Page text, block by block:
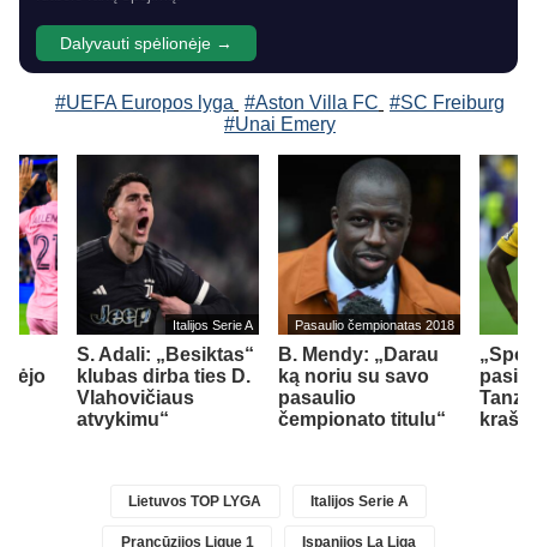
Dalyvauti spėlionėje →
#UEFA Europos lyga #Aston Villa FC #SC Freiburg
#Unai Emery
Italijos Serie A
S. Adali: „Besiktas“
klubas dirba ties D.
Vlahovičiaus
atvykimu“
Pasaulio čempionatas 2018
B. Mendy: „Darau
ką noriu su savo
pasaulio
čempionato titulu“
Lietuvos TOP LYGA Italijos Serie A
Prancūzijos Ligue 1 Ispanijos La Liga